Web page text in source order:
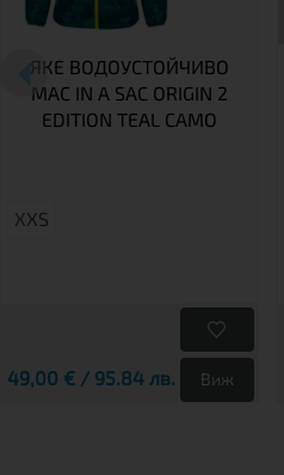
ЯКЕ ВОДОУСТОЙЧИВО
MAC IN A SAC ORIGIN 2
EDITION TEAL CAMO
XXS
49,00 € / 95.84 лв. Виж